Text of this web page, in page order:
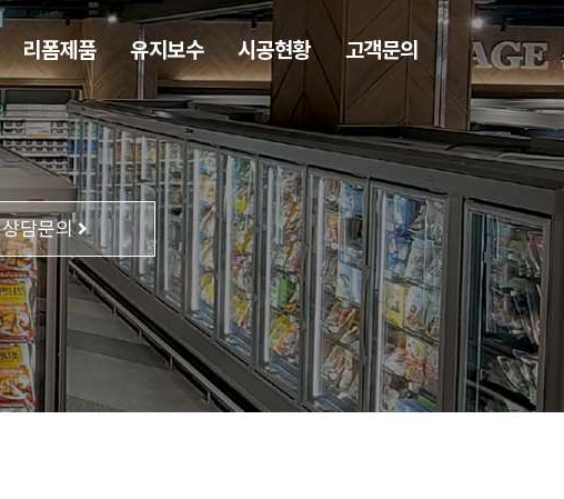
리폼제품 유지보수 시공현황 고객문의
상담문의